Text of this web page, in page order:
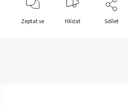
Zeptat se Hlídat Sdílet